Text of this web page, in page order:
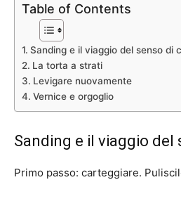
Table of Contents
Sanding e il viaggio del senso di
La torta a strati
Levigare nuovamente
Vernice e orgoglio
Sanding e il viaggio del
Primo passo: carteggiare.